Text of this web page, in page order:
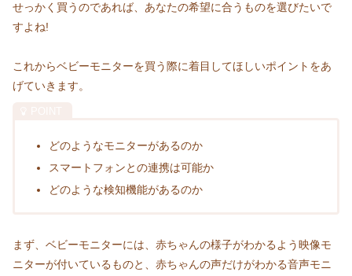
せっかく買うのであれば、あなたの希望に合うものを選びたいで
すよね!
これからベビーモニターを買う際に着目してほしいポイントをあ
げていきます。
どのようなモニターがあるのか
スマートフォンとの連携は可能か
どのような検知機能があるのか
まず、ベビーモニターには、赤ちゃんの様子がわかるよう映像モ
ニターが付いているものと、赤ちゃんの声だけがわかる音声モニ